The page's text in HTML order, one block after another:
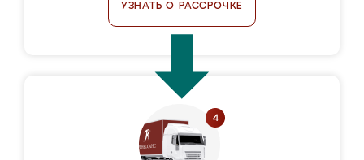
УЗНАТЬ О РАССРОЧКЕ